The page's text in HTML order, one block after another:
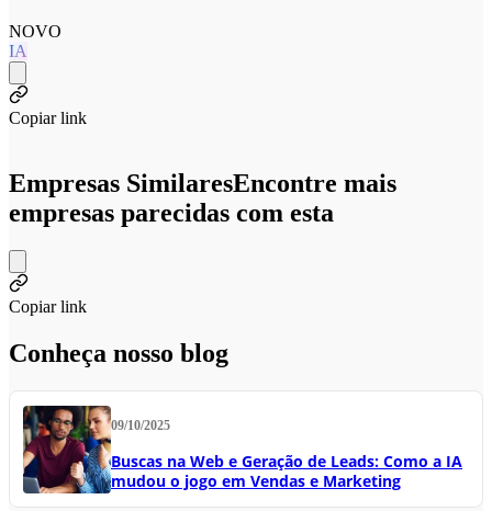
NOVO
IA
Copiar link
Empresas SimilaresEncontre mais
empresas parecidas com esta
Copiar link
Conheça nosso blog
09/10/2025
Buscas na Web e Geração de Leads: Como a IA
mudou o jogo em Vendas e Marketing